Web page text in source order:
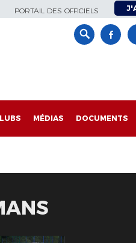
PORTAIL DES OFFICIELS
MÉDIAS DOCUMENTS